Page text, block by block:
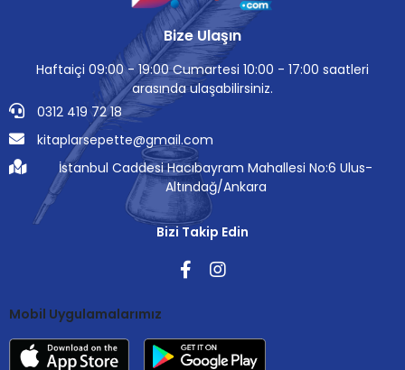
Bize Ulaşın
Haftaiçi 09:00 - 19:00 Cumartesi 10:00 - 17:00 saatleri
arasında ulaşabilirsiniz.
0312 419 72 18
kitaplarsepette@gmail.com
İstanbul Caddesi Hacıbayram Mahallesi No:6 Ulus-
Altındağ/Ankara
Bizi Takip Edin
Mobil Uygulamalarımız